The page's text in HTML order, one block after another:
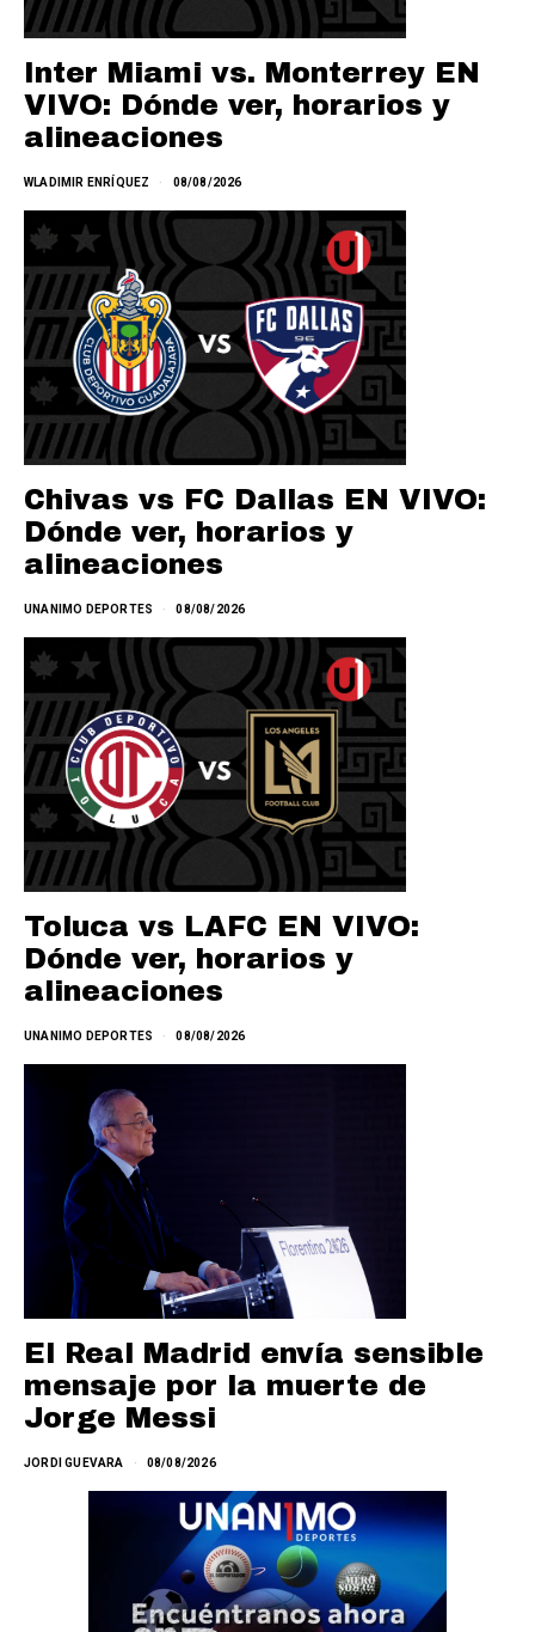
Inter Miami vs. Monterrey EN
VIVO: Dónde ver, horarios y
alineaciones
WLADIMIR ENRÍQUEZ 08/08/2026
Chivas vs FC Dallas EN VIVO:
Dónde ver, horarios y
alineaciones
UNANIMO DEPORTES 08/08/2026
Toluca vs LAFC EN VIVO:
Dónde ver, horarios y
alineaciones
UNANIMO DEPORTES 08/08/2026
El Real Madrid envía sensible
mensaje por la muerte de
Jorge Messi
JORDI GUEVARA 08/08/2026